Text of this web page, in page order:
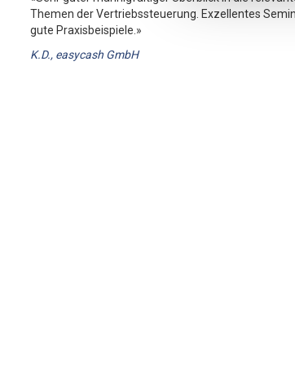
Themen der Vertriebssteuerung. Exzellentes
gute Praxisbeispiele.»
K.D., easycash GmbH